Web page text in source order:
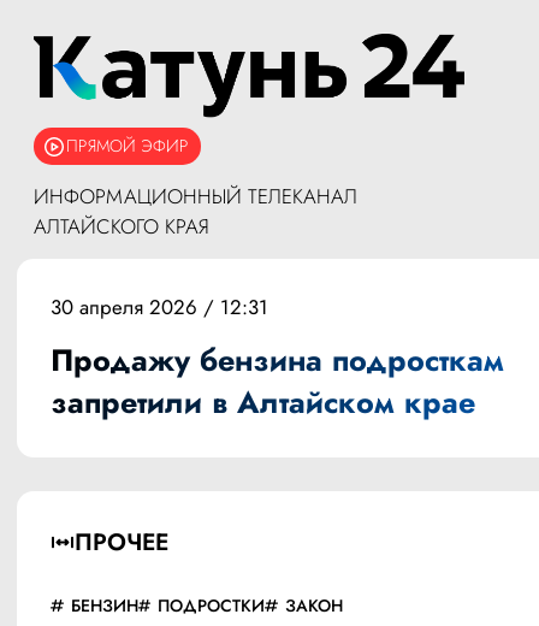
ПРЯМОЙ ЭФИР
ИНФОРМАЦИОННЫЙ ТЕЛЕКАНАЛ
АЛТАЙСКОГО КРАЯ
ПРОЧЕЕ
БЕНЗИН ПОДРОСТКИ ЗАКОН
30 апреля 2026 / 12:31
Продажу бензина подросткам
запретили в Алтайском крае